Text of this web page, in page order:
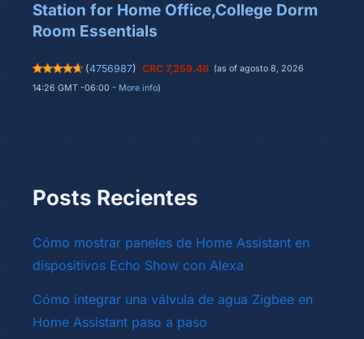
Station for Home Office,College Dorm
Room Essentials
(4756987) CRC 7,259.46 (as of agosto 8, 2026
14:26 GMT -06:00 - More info)
Posts Recientes
Cómo mostrar paneles de Home Assistant en
dispositivos Echo Show con Alexa
Cómo integrar una válvula de agua Zigbee en
Home Assistant paso a paso